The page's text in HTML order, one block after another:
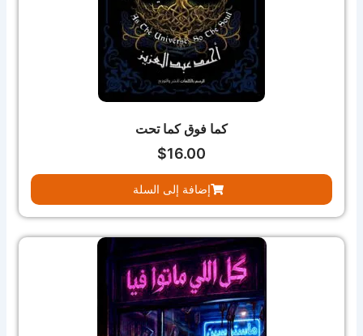
كما فوق كما تحت
$16.00
إضافة إلى السلة